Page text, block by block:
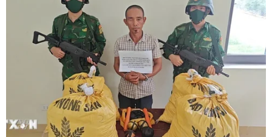
Cũng theo chiến lược đầu tư dựa vào sự phục
hồi kinh tế, ông Trương Hiền Phương, Giám đốc
cấp cao Công ty cổ phần Chứng khoán KIS Việt
Nam cho rằng, trong năm 2022, ngành ngân
hàng, chứng khoán, dầu khí… sẽ tiếp tục thu hút
dòng tiền trong năm nay. Đặc biệt, các ngành
như vật liệu xây dựng, xây dựng cơ bản… sẽ
được hưởng lợi từ chính sách đẩy mạnh đầu tư